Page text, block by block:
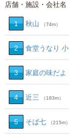
店舗・施設・会社名
1 秋山 （74m）
2 食堂うなり
3 家庭の味だよ
4 近三 （183m）
5 そば七 （215m）